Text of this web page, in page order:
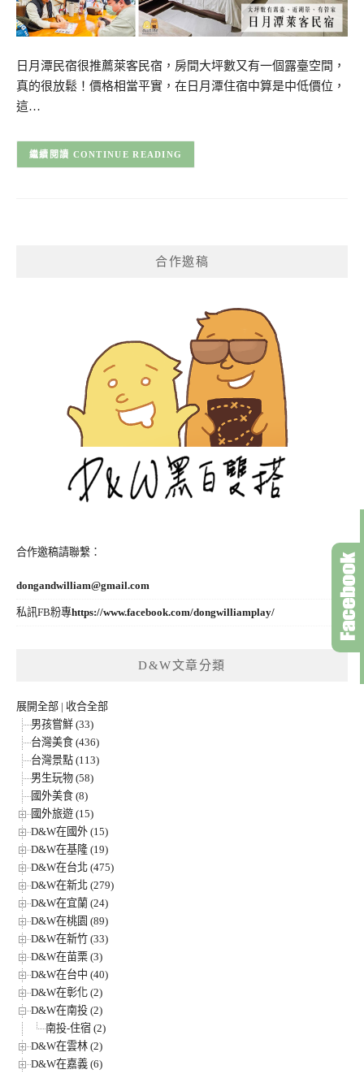
日月潭民宿很推薦萊客民宿，房間大坪數又有一個露臺空間，
真的很放鬆！價格相當平實，在日月潭住宿中算是中低價位，
這…
CONTINUE READING
合作邀稿
合作邀稿請聯繫：
dongandwilliam@gmail.com
私訊FB粉專https://www.facebook.com/dongwilliamplay/
D&W文章分類
展開全部 | 收合全部
男孩嘗鮮 (33)
台灣美食 (436)
台灣景點 (113)
男生玩物 (58)
國外美食 (8)
國外旅遊 (15)
D&W在國外 (15)
D&W在基隆 (19)
D&W在台北 (475)
D&W在新北 (279)
D&W在宜蘭 (24)
D&W在桃園 (89)
D&W在新竹 (33)
D&W在苗栗 (3)
D&W在台中 (40)
D&W在彰化 (2)
D&W在南投 (2)
南投-住宿 (2)
D&W在雲林 (2)
D&W在嘉義 (6)